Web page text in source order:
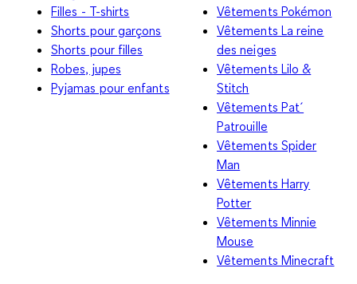
Filles - T-shirts
Shorts pour garçons
Shorts pour filles
Robes, jupes
Pyjamas pour enfants
Vêtements Pokémon
Vêtements La reine
des neiges
Vêtements Lilo &
Stitch
Vêtements Pat´
Patrouille
Vêtements Spider
Man
Vêtements Harry
Potter
Vêtements Minnie
Mouse
Vêtements Minecraft